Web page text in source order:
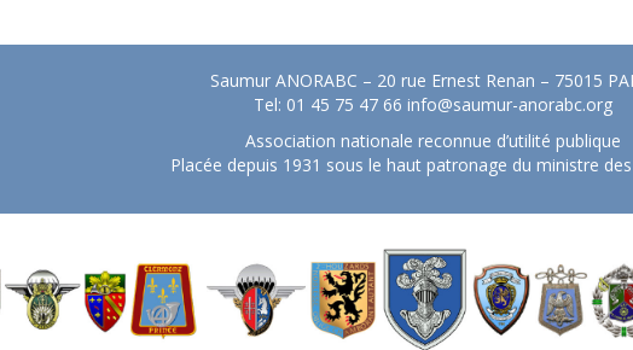
Saumur ANORABC – 20 rue Ernest Renan – 75015
Tel: 01 45 75 47 66 info@saumur-anorabc.org
Association nationale reconnue d’utilité publique
Placée depuis 1931 sous le haut patronage du ministre